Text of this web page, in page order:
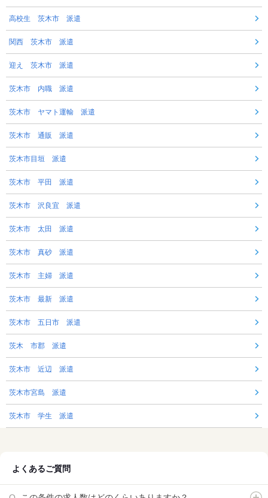
高校生 茨木市 派遣
関西 茨木市 派遣
迎え 茨木市 派遣
茨木市 内職 派遣
茨木市 ヤマト運輸 派遣
茨木市 通販 派遣
茨木市目垣 派遣
茨木市 平田 派遣
茨木市 沢良宜 派遣
茨木市 太田 派遣
茨木市 真砂 派遣
茨木市 主婦 派遣
茨木市 最新 派遣
茨木市 五日市 派遣
茨木 市郡 派遣
茨木市 近辺 派遣
茨木市宮島 派遣
茨木市 学生 派遣
よくあるご質問